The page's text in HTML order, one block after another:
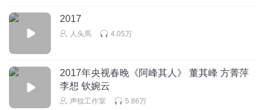
2017
人头馬 4.05万
2017年央视春晚《阿峰其人》 董其峰 方菁萍
李想 钦婉云
声纹工作室 5.86万